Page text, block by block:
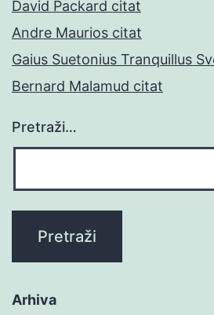
David Packard citat
Andre Maurios citat
Gaius Suetonius Tranquillus
Bernard Malamud citat
Pretraži…
Arhiva